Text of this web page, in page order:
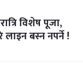
विशेष पूजा,
बस्‍न नपर्ने !